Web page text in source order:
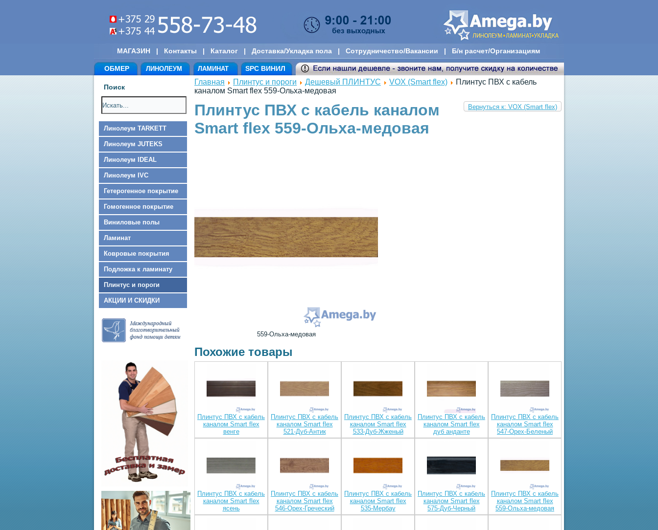
МАГАЗИН | Контакты | Каталог | Доставка/Укладка пола | Сотрудничество/Вакансии | Б/н расчет/Организациям
ОБМЕР ЛИНОЛЕУМ ЛАМИНАТ SPC ВИНИЛ
Поиск
Линолеум TARKETT
Линолеум JUTEKS
Линолеум IDEAL
Линолеум IVC
Гетерогенное покрытие
Гомогенное покрытие
Виниловые полы
Ламинат
Ковровые покрытия
Подложка к ламинату
Плинтус и пороги
АКЦИИ И СКИДКИ
Главная Плинтус и пороги Дешевый ПЛИНТУС VOX (Smart flex)
Плинтус ПВХ с кабель
каналом Smart flex 559-Ольха-медовая
Вернуться к: VOX (Smart flex)
Плинтус ПВХ с кабель каналом
Smart flex 559-Ольха-медовая
559-Ольха-медовая
Похожие товары
Плинтус ПВХ с кабель
каналом Smart flex
венге
Плинтус ПВХ с кабель
каналом Smart flex
521-Дуб-Aнтик
Плинтус ПВХ с кабель
каналом Smart flex
533-Дуб-Жженый
Плинтус ПВХ с кабель
каналом Smart flex
дуб анданте
Плинтус ПВХ с кабель
каналом Smart flex
547-Орех-Беленый
Плинтус ПВХ с кабель
каналом Smart flex
ясень
Плинтус ПВХ с кабель
каналом Smart flex
546-Орех-Греческий
Плинтус ПВХ с кабель
каналом Smart flex
535-Мербау
Плинтус ПВХ с кабель
каналом Smart flex
575-Дуб-Черный
Плинтус ПВХ с кабель
каналом Smart flex
559-Ольха-медовая